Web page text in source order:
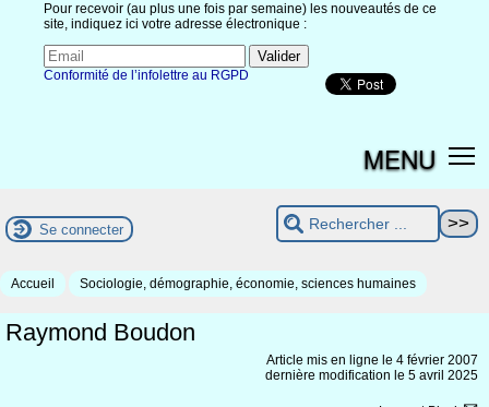
Pour recevoir (au plus une fois par semaine) les nouveautés de ce
site, indiquez ici votre adresse électronique :
Conformité de l’infolettre au RGPD
MENU
Se connecter
Accueil Sociologie, démographie, économie, sciences humaines
Raymond Boudon
Article mis en ligne le 4 février 2007
dernière modification le 5 avril 2025